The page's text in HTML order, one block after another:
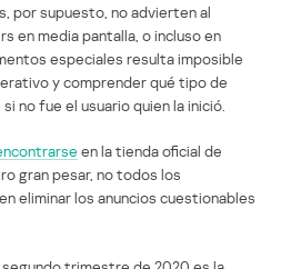
por supuesto, no advierten al
en media pantalla, o incluso en
especiales resulta imposible
y comprender qué tipo de
no fue el usuario quien la inició.
en la tienda oficial de
gran pesar, no todos los
eliminar los anuncios cuestionables